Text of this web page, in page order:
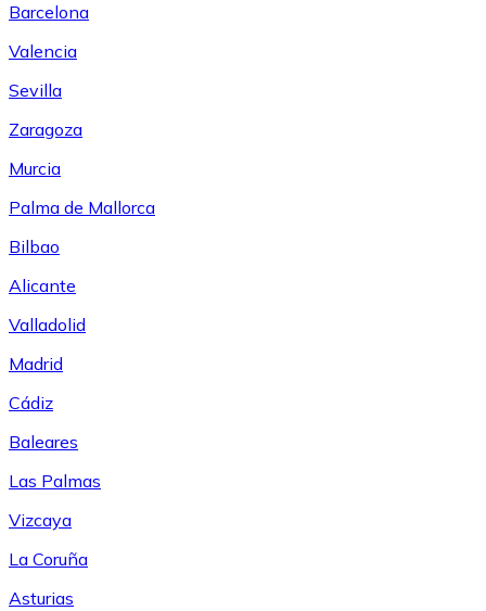
Barcelona
Valencia
Sevilla
Zaragoza
Murcia
Palma de Mallorca
Bilbao
Alicante
Valladolid
Madrid
Cádiz
Baleares
Las Palmas
Vizcaya
La Coruña
Asturias